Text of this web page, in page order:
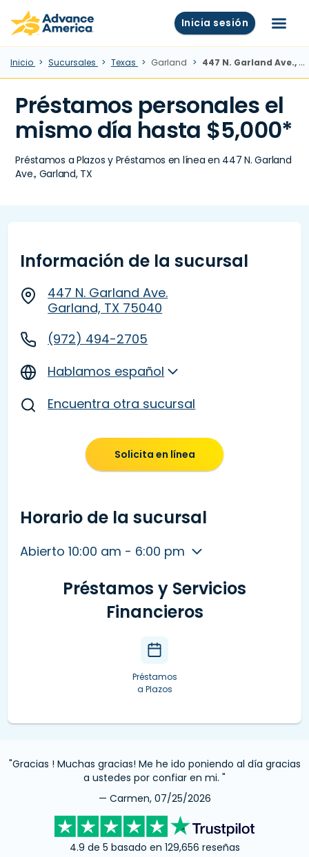
Skip to main content
Advance America home Inicia sesión Menú
Inicio Sucursales Texas Garland 447 N. Garland Ave., Garland, TX
Préstamos personales el
mismo día hasta $5,000*
Préstamos a Plazos y Préstamos en línea en 447 N. Garland
Ave., Garland, TX
Información de la sucursal
447 N. Garland Ave.
Garland, TX 75040
(972) 494-2705
Hablamos español
Encuentra otra sucursal
Solicita en línea
Horario de la sucursal
Abierto 10:00 am - 6:00 pm
Préstamos y Servicios
Financieros
Préstamos
a Plazos
"Gracias ! Muchas gracias! Me he ido poniendo al día gracias
a ustedes por confiar en mi. "
— Carmen, 07/25/2026
4.9 de 5 basado en 129,656 reseñas